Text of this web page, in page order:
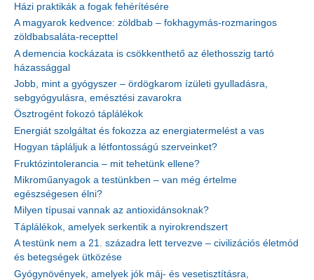
Házi praktikák a fogak fehérítésére
A magyarok kedvence: zöldbab – fokhagymás-rozmaringos
zöldbabsaláta-recepttel
A demencia kockázata is csökkenthető az élethosszig tartó
házassággal
Jobb, mint a gyógyszer – ördögkarom ízületi gyulladásra,
sebgyógyulásra, emésztési zavarokra
Ösztrogént fokozó táplálékok
Energiát szolgáltat és fokozza az energiatermelést a vas
Hogyan tápláljuk a létfontosságú szerveinket?
Fruktózintolerancia – mit tehetünk ellene?
Mikroműanyagok a testünkben – van még értelme
egészségesen élni?
Milyen típusai vannak az antioxidánsoknak?
Táplálékok, amelyek serkentik a nyirokrendszert
A testünk nem a 21. századra lett tervezve – civilizációs életmód
és betegségek ütközése
Gyógynövények, amelyek jók máj- és vesetisztításra,